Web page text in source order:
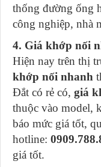
thống đường ống
công nghiệp, nhà
4. Giá khớp nối
Hiện nay trên thị
khớp nối nhanh
Đắt có rẻ có, giá
thuộc vào model,
báo mức giá tốt,
hotline:
giá tốt.